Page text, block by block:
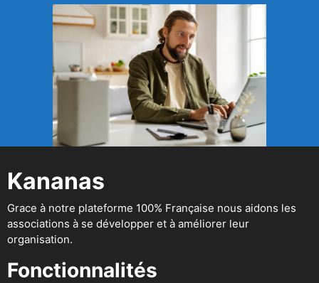
Kananas
Grace à notre plateforme 100% Française nous aidons les
associations à se développer et à améliorer leur
organisation.
Fonctionnalités